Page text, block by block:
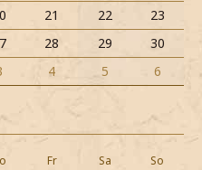
21 22
23
28 29
30
4 5 6
Fr Sa So